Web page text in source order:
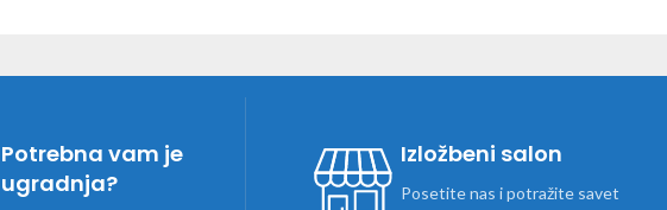
Potrebna vam je
ugradnja?
Izložbeni salon
Posetite nas i potražite savet